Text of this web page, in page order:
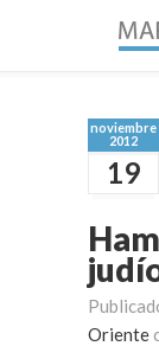
noviembre
2012
19
Oriente